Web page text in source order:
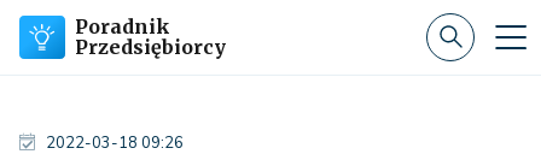
Poradnik
Przedsiębiorcy
2022-03-18 09:26